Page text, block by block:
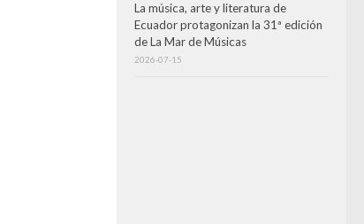
La música, arte y literatura de
Ecuador protagonizan la 31ª edición
de La Mar de Músicas
2026-07-15